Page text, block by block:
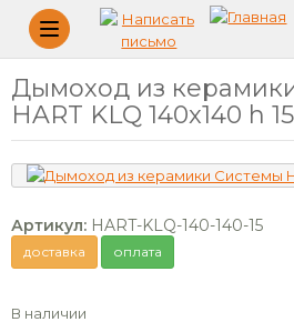
Меню
Дымоход из
HART KLQ 140x140 h 15
Артикул: HART-KLQ-140-140-15
доставка оплата
В наличии